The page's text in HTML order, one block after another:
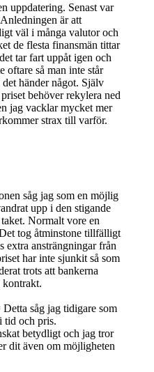
uppdatering. Senast var
är att
väl i många valutor och
de flesta finansmän tittar
tar fart uppåt igen och
oftare så man inte står
händer något. Själv
behöver rekylera ned
jag vacklar mycket mer
strax till varför.
såg jag som en möjlig
upp i den stigande
Normalt vore en
tog åtminstone tillfälligt
extra ansträngningar från
har inte sjunkit så som
trots att bankerna
kontrakt.
såg jag tidigare som
tid och pris.
betydligt och jag tror
dit även om möjligheten